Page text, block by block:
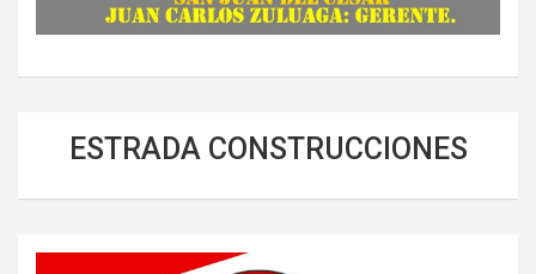
ESTRADA CONSTRUCCIONES